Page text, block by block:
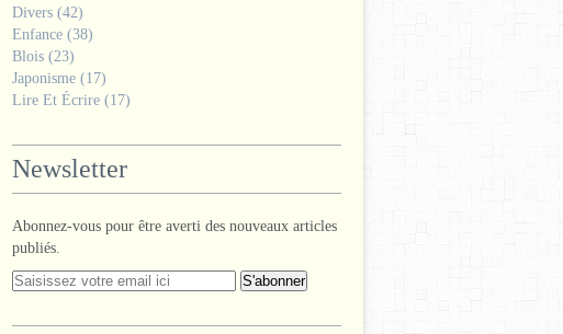
Divers (42)
Enfance (38)
Blois (23)
Japonisme (17)
Lire Et Écrire (17)
Newsletter
Abonnez-vous pour être averti des nouveaux articles
publiés.